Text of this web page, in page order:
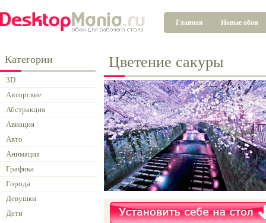
Главная Новые обои
Категории
3D
Авторские
Абстракция
Авиация
Авто
Анимация
Графика
Города
Девушки
Дети
Цветение сакуры